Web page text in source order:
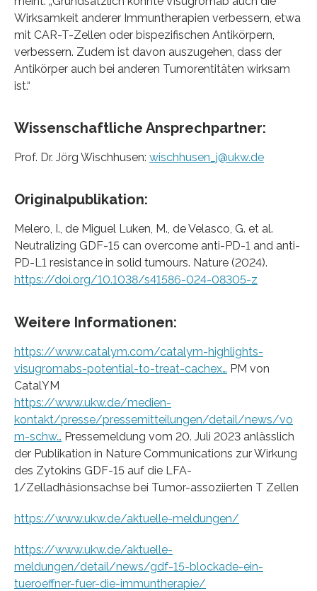
Wirksamkeit anderer Immuntherapien verbessern, etwa
mit CAR-T-Zellen oder bispezifischen Antikörpern,
verbessern. Zudem ist davon auszugehen, dass der
Antikörper auch bei anderen Tumorentitäten wirksam
ist.“
Wissenschaftliche Ansprechpartner:
Prof. Dr. Jörg Wischhusen: wischhusen_j@ukw.de
Originalpublikation:
Melero, I., de Miguel Luken, M., de Velasco, G. et al.
Neutralizing GDF-15 can overcome anti-PD-1 and anti-
PD-L1 resistance in solid tumours. Nature (2024).
https://doi.org/10.1038/s41586-024-08305-z
Weitere Informationen:
https://www.catalym.com/catalym-highlights-
visugromabs-potential-to-treat-cachex… PM von
CatalYM
https://www.ukw.de/medien-
kontakt/presse/pressemitteilungen/detail/news/vo
m-schw… Pressemeldung vom 20. Juli 2023 anlässlich
der Publikation in Nature Communications zur Wirkung
des Zytokins GDF-15 auf die LFA-
1/Zelladhäsionsachse bei Tumor-assoziierten T Zellen
https://www.ukw.de/aktuelle-meldungen/
https://www.ukw.de/aktuelle-
meldungen/detail/news/gdf-15-blockade-ein-
tueroeffner-fuer-die-immuntherapie/